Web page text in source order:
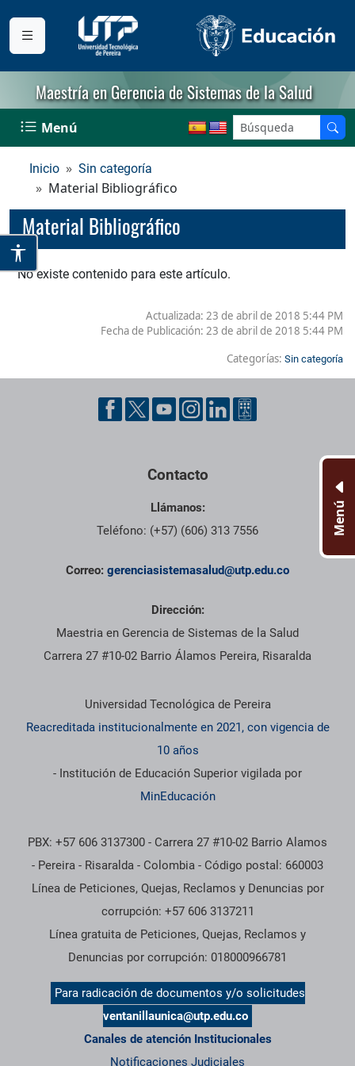
Maestría en Gerencia de Sistemas de la Salud
Menú
Inicio Sin categoría
Material Bibliográfico
Material Bibliográfico
No existe contenido para este artículo.
Actualizada: 23 de abril de 2018 5:44 PM
Fecha de Publicación: 23 de abril de 2018 5:44 PM
Categorías: Sin categoría
Menú
Pie de página con información de contacto, redes sociales y
Contacto
Llámanos:
Teléfono: (+57) (606) 313 7556
Correo: gerenciasistemasalud@utp.edu.co
Dirección:
Maestria en Gerencia de Sistemas de la Salud
Carrera 27 #10-02 Barrio Álamos Pereira, Risaralda
Información institucional
Universidad Tecnológica de Pereira
Reacreditada institucionalmente en 2021, con vigencia de
10 años
- Institución de Educación Superior vigilada por
MinEducación
PBX: +57 606 3137300 - Carrera 27 #10-02 Barrio Alamos
- Pereira - Risaralda - Colombia - Código postal: 660003
Línea de Peticiones, Quejas, Reclamos y Denuncias por
corrupción: +57 606 3137211
Línea gratuita de Peticiones, Quejas, Reclamos y
Denuncias por corrupción: 018000966781
Para radicación de documentos y/o solicitudes
ventanillaunica@utp.edu.co
Canales de atención Institucionales
Notificaciones Judiciales